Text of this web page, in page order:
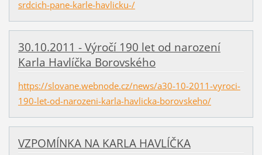
srdcich-pane-karle-havlicku-/
30.10.2011 - Výročí 190 let od narození
Karla Havlíčka Borovského
https://slovane.webnode.cz/news/a30-10-2011-vyroci-
190-let-od-narozeni-karla-havlicka-borovskeho/
VZPOMÍNKA NA KARLA HAVLÍČKA